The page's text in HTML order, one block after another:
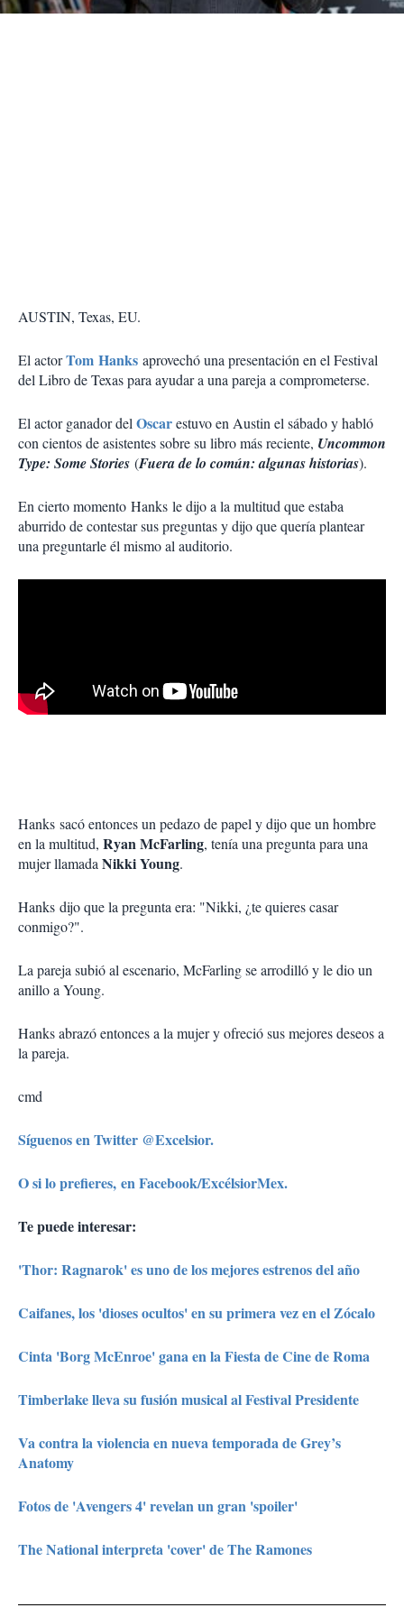
r
AUSTIN, Texas, EU.
El actorTom Hanks aprovechó una presentación en el Festival
del Libro de Texas para ayudar a una pareja a comprometerse.
El actor ganador delOscarestuvo en Austin el sábado y habló
con cientos de asistentes sobre su libro más reciente, Uncommon
Type: Some Stories (Fuera de lo común: algunas historias).
En cierto momento Hanks le dijo a la multitud que estaba
aburrido de contestar sus preguntas y dijo que quería plantear
una preguntarle él mismo al auditorio.
Hanks sacó entonces un pedazo de papel y dijo que un hombre
en la multitud, Ryan McFarling, tenía una pregunta para una
mujer llamada Nikki Young.
Hanks dijo que la pregunta era: "Nikki, ¿te quieres casar
conmigo?".
La pareja subió al escenario, McFarling se arrodilló y le dio un
anillo a Young.
Hanks abrazó entonces a la mujer y ofreció sus mejores deseos a
la pareja.
cmd
Síguenos en Twitter @Excelsior.
O si lo prefieres, en Facebook/ExcélsiorMex.
Te puede interesar:
'Thor: Ragnarok' es uno de los mejores estrenos del año
Caifanes, los 'dioses ocultos' en su primera vez en el Zócalo
Cinta 'Borg McEnroe' gana en la Fiesta de Cine de Roma
Timberlake lleva su fusión musical al Festival Presidente
Va contra la violencia en nueva temporada de Grey’s
Anatomy
Fotos de 'Avengers 4' revelan un gran 'spoiler'
The National interpreta 'cover' de The Ramones